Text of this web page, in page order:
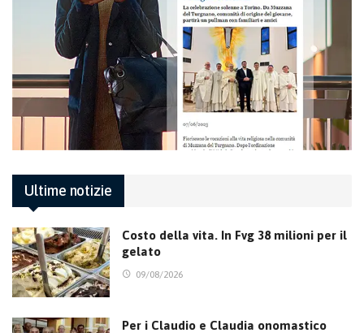
Ultime notizie
Costo della vita. In Fvg 38 milioni per il
gelato
09/08/2026
Per i Claudio e Claudia onomastico